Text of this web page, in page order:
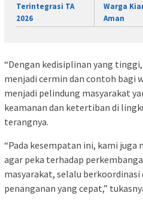
Terintegrasi TA
2026
Warga
Aman
“Dengan kedisiplinan yang
menjadi cermin dan contoh bagi
menjadi pelindung masyarakat
keamanan dan ketertiban di
terangnya.
“Pada kesempatan ini, kami juga
agar peka terhadap
masyarakat, selalu
penanganan yang cepat,”